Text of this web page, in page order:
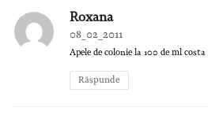
Roxana
08_02_2011
Apele de colonie la 100 de ml costa
Răspunde